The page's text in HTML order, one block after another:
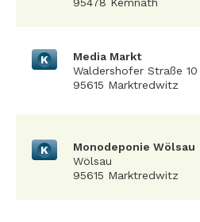
K
Media Markt
Waldershofer Straße 10
95615 Marktredwitz
K
Monodeponie Wölsau
Wölsau
95615 Marktredwitz